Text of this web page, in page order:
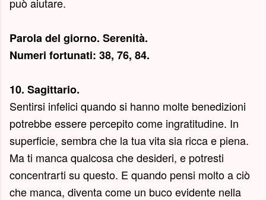
Parola del giorno. Serenità.
Numeri fortunati: 38, 76, 84.
10. Sagittario.
Sentirsi infelici quando si hanno molte benedizioni
potrebbe essere percepito come ingratitudine. In
superficie, sembra che la tua vita sia ricca e piena.
Ma ti manca qualcosa che desideri, e potresti
concentrarti su questo. E quando pensi molto a ciò
che manca, diventa come un buco evidente nella